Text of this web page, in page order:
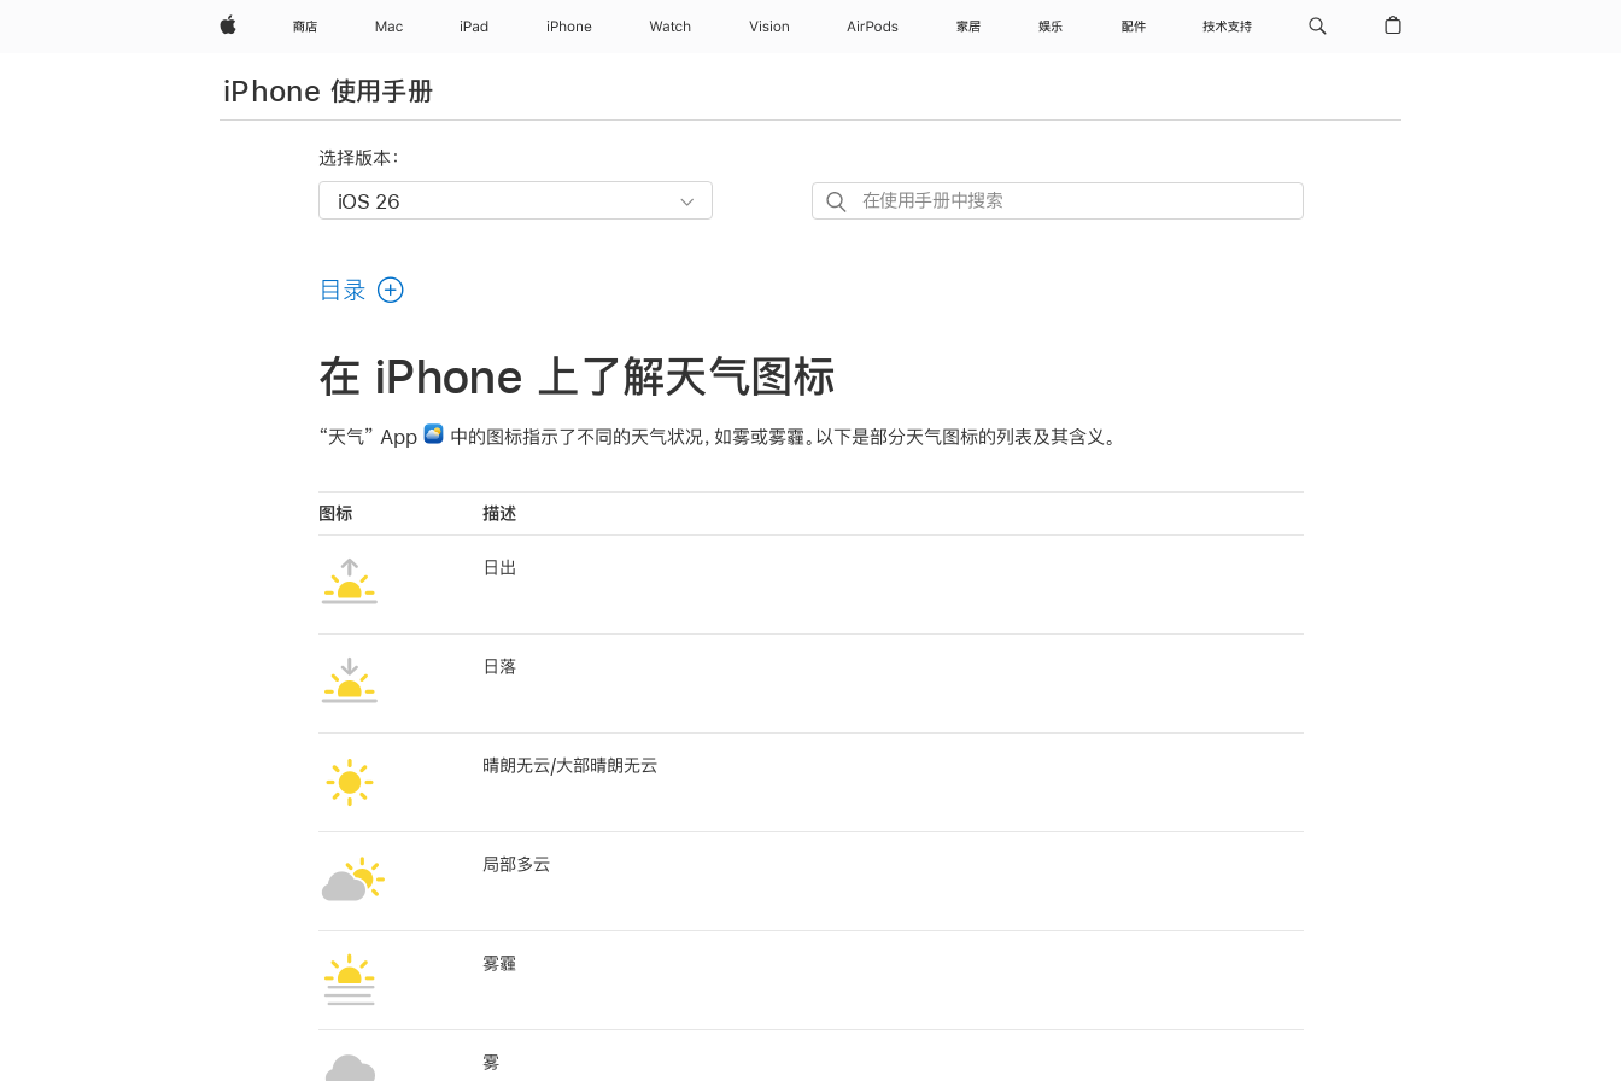
Apple 商店 Mac iPad iPhone Watch Vision AirPods 家居 娱乐 配件 技术支持
iPhone 使用手册
选择版本：
在
中
搜
目录
在 iPhone 上了解天气图标
“天气” App 中的图标指示了不同的天气状况，如雾或雾霾。以下是部分天气图标的列表及其含义。
图标 描述
日出
日落
晴朗无云/大部晴朗无云
局部多云
雾霾
雾